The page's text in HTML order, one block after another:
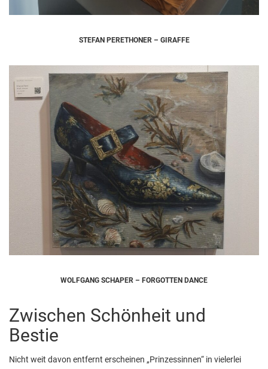
STEFAN PERETHONER – GIRAFFE
WOLFGANG SCHAPER – FORGOTTEN DANCE
Zwischen Schönheit und
Bestie
Nicht weit davon entfernt erscheinen „Prinzessinnen“ in vielerlei